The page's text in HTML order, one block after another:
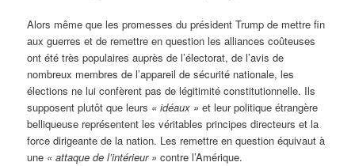
Alors même que les promesses du président Trump de mettre fin
aux guerres et de remettre en question les alliances coûteuses
ont été très populaires auprès de l’électorat, de l’avis de
nombreux membres de l’appareil de sécurité nationale, les
élections ne lui confèrent pas de légitimité constitutionnelle. Ils
supposent plutôt que leurs « idéaux » et leur politique étrangère
belliqueuse représentent les véritables principes directeurs et la
force dirigeante de la nation. Les remettre en question équivaut à
une « attaque de l’intérieur » contre l’Amérique.